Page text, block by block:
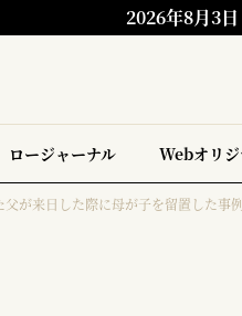
2026年8月3日
ロージャーナル Webオリ
が来日した際に母が子を留置した事例